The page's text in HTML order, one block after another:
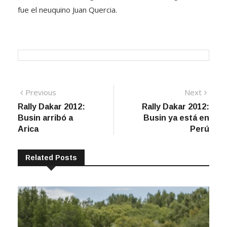
fue el neuquino Juan Quercia.
Navegación
de
entradas
Previous
post:
Rally Dakar 2012:
Busin arribó a
Arica
Next
Rally Dakar 2012:
Busin ya está en
Perú
Related Posts